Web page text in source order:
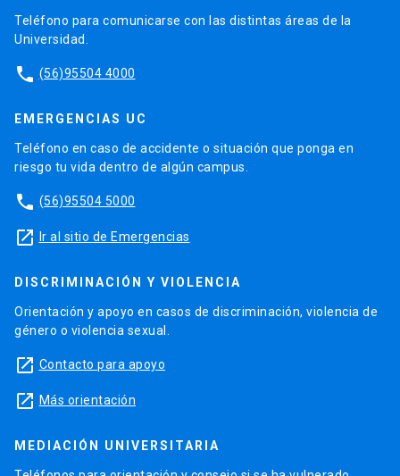
Teléfono para comunicarse con las distintas áreas de la
Universidad.
phone (56)95504 4000
EMERGENCIAS UC
Teléfono en caso de accidente o situación que ponga en
riesgo tu vida dentro de algún campus.
phone (56)95504 5000
launch Ir al sitio de Emergencias
DISCRIMINACIÓN Y VIOLENCIA
Orientación y apoyo en casos de discriminación, violencia de
género o violencia sexual.
launch Contacto para apoyo
launch Más orientación
MEDIACIÓN UNIVERSITARIA